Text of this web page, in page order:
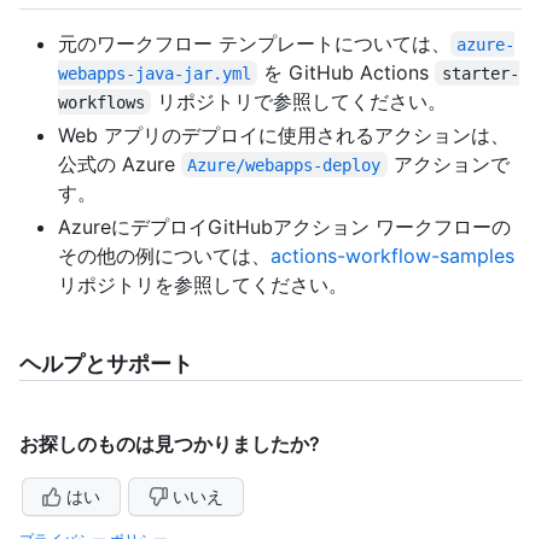
元のワークフロー テンプレートについては、
azure-
webapps-java-jar.yml
を GitHub Actions
starter-
workflows
リポジトリで参照してください。
Web アプリのデプロイに使用されるアクションは、
公式の Azure
Azure/webapps-deploy
アクションで
す。
AzureにデプロイGitHubアクション ワークフローの
その他の例については、 actions-workflow-samples
リポジトリを参照してください。
ヘルプとサポート
お探しのものは見つかりましたか?
はい いいえ